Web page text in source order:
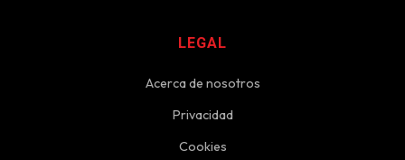
LEGAL
Acerca de nosotros
Privacidad
Cookies